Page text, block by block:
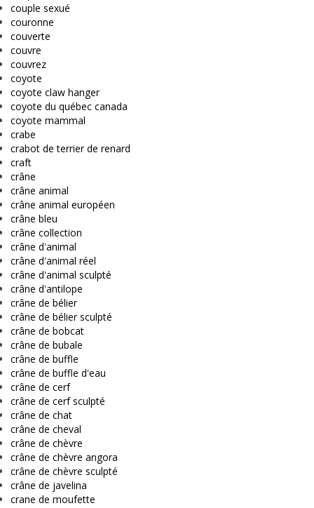
couple sexué
couronne
couverte
couvre
couvrez
coyote
coyote claw hanger
coyote du québec canada
coyote mammal
crabe
crabot de terrier de renard
craft
crâne
crâne animal
crâne animal européen
crâne bleu
crâne collection
crâne d'animal
crâne d'animal réel
crâne d'animal sculpté
crâne d'antilope
crâne de bélier
crâne de bélier sculpté
crâne de bobcat
crâne de bubale
crâne de buffle
crâne de buffle d'eau
crâne de cerf
crâne de cerf sculpté
crâne de chat
crâne de cheval
crâne de chèvre
crâne de chèvre angora
crâne de chèvre sculpté
crâne de javelina
crane de moufette